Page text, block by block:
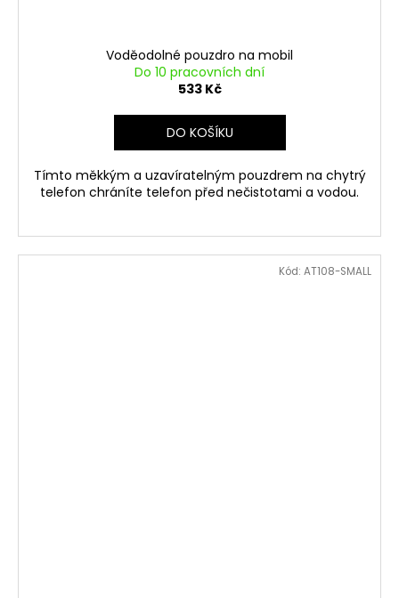
Voděodolné pouzdro na mobil
Do 10 pracovních dní
533 Kč
DO KOŠÍKU
Tímto měkkým a uzavíratelným pouzdrem na chytrý
telefon chráníte telefon před nečistotami a vodou.
Kód: AT108-SMALL